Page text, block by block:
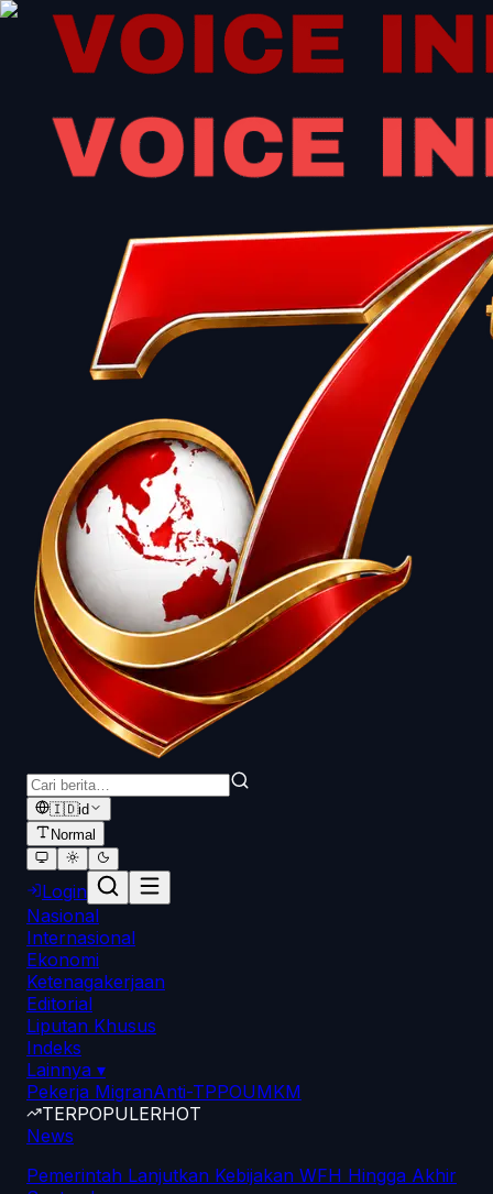
🇮🇩id
Normal
Login
Nasional
Internasional
Ekonomi
Ketenagakerjaan
Editorial
Liputan Khusus
Indeks
Lainnya ▾
Pekerja MigranAnti-TPPOUMKM
TERPOPULERHOT
News
Pemerintah Lanjutkan Kebijakan WFH Hingga Akhir